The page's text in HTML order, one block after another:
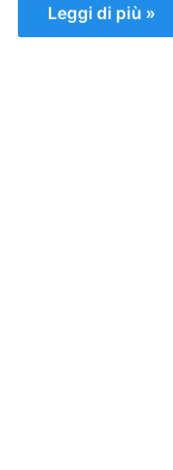
Leggi di più »